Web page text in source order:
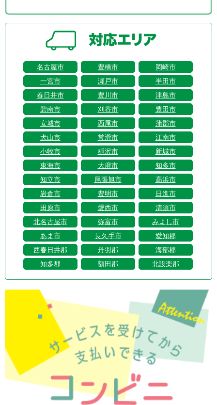
名古屋市 豊橋市
岡崎市
一宮市
瀬戸市
半田市
春日井市
豊川市
津島市
碧南市
刈谷市
豊田市
安城市
西尾市
蒲郡市
犬山市
常滑市
江南市
小牧市
稲沢市
新城市
東海市
大府市
知多市
知立市
尾張旭市
高浜市
岩倉市
豊明市
日進市
田原市
愛西市
清須市
北名古屋市
弥富市
みよし市
あま市
長久手市
愛知郡
西春日井郡
丹羽郡
海部郡
知多郡
額田郡 北設楽郡